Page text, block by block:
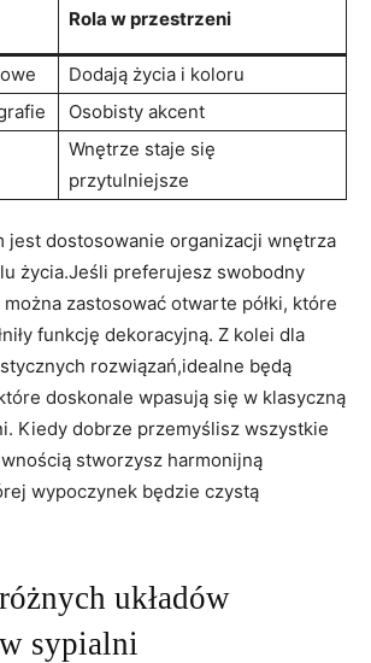
Rola w ⁣przestrzeni
Dodają ​życia i koloru
Osobisty akcent
Wnętrze staje​ się
przytulniejsze
jest dostosowanie organizacji wnętrza
życia.Jeśli preferujesz swobodny
zastosować otwarte ⁢półki, które
funkcję dekoracyjną. Z kolei dla⁣
rozwiązań,idealne będą
doskonale wpasują się⁢ w klasyczną
Kiedy dobrze⁣ przemyślisz wszystkie
stworzysz harmonijną
wypoczynek​ będzie czystą
układów
‌sypialni